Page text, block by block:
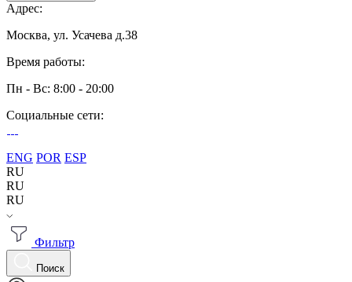
Адрес:
Москва, ул. Усачева д.38
Время работы:
Пн - Вс: 8:00 - 20:00
Социальные сети:
ENG POR ESP
RU
RU
RU
Фильтр
Поиск